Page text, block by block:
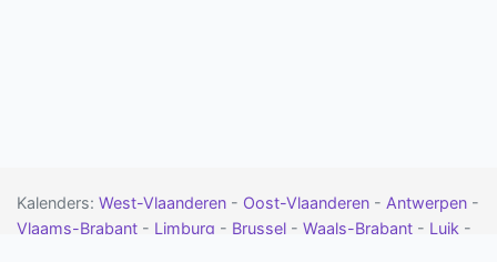
Kalenders: West-Vlaanderen - Oost-Vlaanderen - Antwerpen -
Vlaams-Brabant - Limburg - Brussel - Waals-Brabant - Luik -